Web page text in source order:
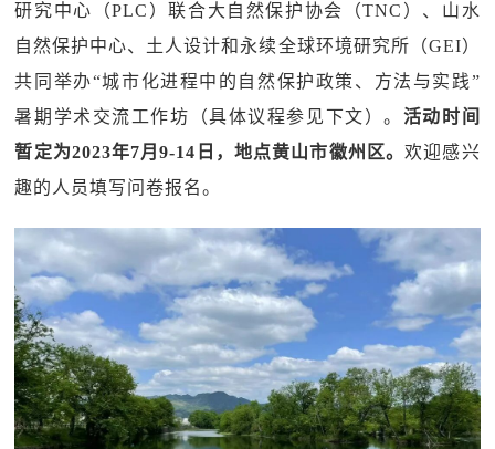
研究中心（PLC）联合大自然保护协会（TNC）、山水
自然保护中心、土人设计和永续全球环境研究所（GEI）
共同举办“城市化进程中的自然保护政策、方法与实践”
暑期学术交流工作坊（具体议程参见下文）。 活动时间
暂定为2023年7月9-14日，地点黄山市徽州区。欢迎感兴
趣的人员填写问卷报名。